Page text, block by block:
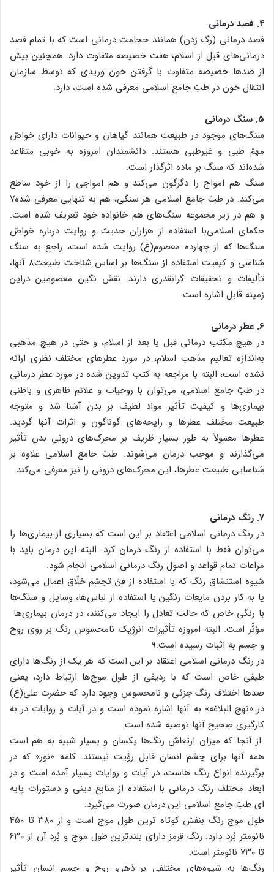
۴. فصد درمانی
فصد درمانی (رگ زدن) همانند حجامت درمانی است که با تمام فصد
درمانی‌های قبل از اسلام، هفت خصیصه متفاوت دارد. همچنین بیش
از صدها خصیصه متفاوت با گرفتن خون وریدی که توسط سازمان
انتقال خون در طبّ جامع اسلامی معرفی شده است، دارد.
۵. سنگ درمانی
سنگ‌های موجود در طبیعت همانند گیاهان و حیوانات دارای خواصّ
مهمّ طبی و غیرطبی هستند. دانشمندان امروزه به خوبی متقاعد
شده‌اند که سنگ بر ماده اثرگذار است.
سنگ هم امواج را دگرگون می‌کند و هم امواجی را از خود ساطع
می‌کند. در طبّ جامع اسلامی هر سنگی، هم به تنهایی معرفی شده۷
و هم در زیر مجموعه سنگ‌های هم خانواده خود تعریف شده است.
حکمای اسلامی‌با استفاده از هزاران حدیث و روایت درباره خواصّ
سنگ‌ها که از چهارده معصوم(ع) روایت شده است، راجع به سنگ
شناسی و کیفیت استفاده از سنگ‌ها بر اساس شناخت طبیعت۸ آنها،
تألیفات و تحقیقات گرانقدری دارند. نقش نگین معصومین دراین
زمینه قابل اشاره است.
۶. عطر درمانی
در هیچ مکتب درمانی قبل یا بعد از اسلام، و حتی در هیچ مذهبی
به‌اندازه تعالیم مذهب اسلام، در مورد عطرهای مختلف نظری ارائه
نشده است، البته با مراجعه به کتب تدوین شده در مورد عطر درمانی
در طبّ جامع اسلامی، می‌توان با روحیات و علائم ظاهری و باطنی
بیماری‌ها و کیفیت تأثیر مواد لطیف بر بدن آشنا شد و متوجه
طبیعت مختلف عطرها و رایحه‌های گوناگون و اثرات آنها گردید.
عطرها معمولاً به طور بسیار ظریف بر محرک‌های درونی بدن تأثیر
می‌گذارند و موجب درمان می‌شوند. طبّ جامع اسلامی علاوه بر
شناسایی طبیعت عطرها، این محرک‌های درونی را نیز معرفی می‌کند.
۷. رنگ درمانی
در رنگ درمانی اسلامی اعتقاد بر این است که بسیاری از بیماری‌ها را
می‌توان فقط با استفاده از رنگ درمان کرد. البته این درمان باید با
مراعات تمام قواعد و اصول رنگ درمانی اسلامی انجام شود.
شیوه استنشاق رنگ که با استفاده از فنّ تجسّم خلّاق اعمال می‌شود،
یا به کار بردن مایعات رنگین یا استفاده از لباس‌ها، وسایل و سنگ‌ها
با رنگی خاص که حالت تعادل را ایجاد می‌کنند، در درمان بیماری‌ها
مؤثّر است. البته امروزه تأثیرات انرژیک نامحسوس رنگ بر روی روح
و جسم به اثبات رسیده است.۹
در رنگ درمانی اسلامی اعتقاد بر این است که هر یک از رنگ‌ها دارای
طیفی خاص است که با ردیفی از طول موج‌ها ارتباط دارد، یعنی
صدها اختلاف رنگ جزئی و نامحسوس وجود دارد که حضرت علی(ع)
در «نهج البلاغه» به آنها اشاره نموده است و در آیات و روایات در به
کارگیری صحیح آنها توصیه شده است.
از آنجا که میزان ارتعاش رنگ‌ها یکسان و بسیار شبیه به هم است
همه آنها برای چشم انسان قابل رؤیت نیستند. کلمه «نور» که در
برگیرنده انواع رنگ هاست، در آیات و روایات بسیار آمده است و در
ابعاد مختلف رنگ درمانی با استفاده از منابع دینی و دستورات پایه
ای طبّ جامع اسلامی این درمان صورت می‌گیرد.
طول موج رنگ بنفش کوتاه ترین طول موج است و از ۳۸۰ تا ۴۵۰
نانومتر بُرد دارد. رنگ قرمز دارای بلندترین طول موج و بُرد آن از ۶۳۰
تا ۷۳۰ نانومتر است.
رنگ‌ها به شیوه‌های مختلفی بر ذهن، روح و جسم انسان تأثیر